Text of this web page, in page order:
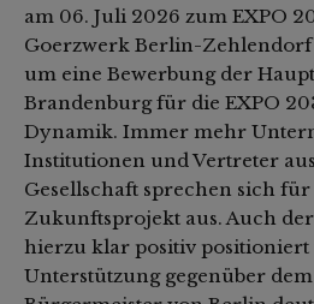
am 06. Juli 2026 zum EXPO
Goerzwerk Berlin-Zehlendorf
um eine Bewerbung der
Brandenburg für die EXPO
Dynamik. Immer mehr
Institutionen und Vertreter
Gesellschaft sprechen sich für
Zukunftsprojekt aus. Auch
hierzu klar positiv positioniert
Unterstützung gegenüber